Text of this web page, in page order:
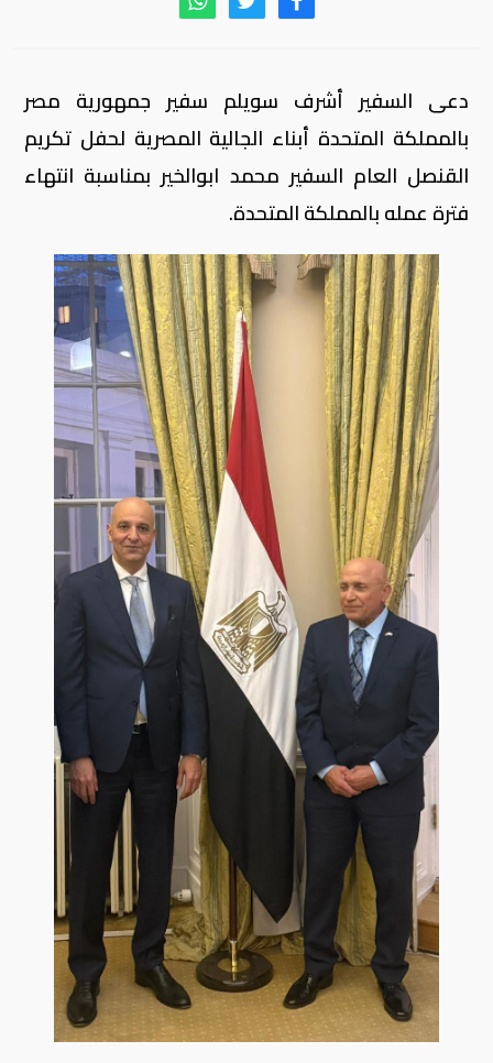
دعى السفير أشرف سويلم سفير جمهورية مصر
بالمملكة المتحدة أبناء الجالية المصرية لحفل تكريم
القنصل العام السفير محمد ابوالخير بمناسبة انتهاء
فترة عمله بالمملكة المتحدة.